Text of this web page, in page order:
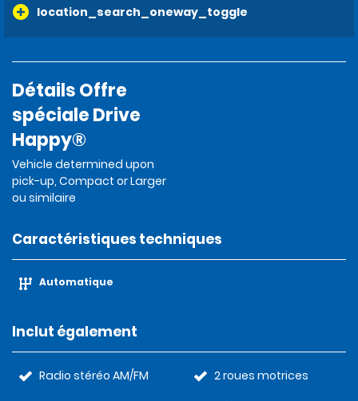
location_search_oneway_toggle
Détails Offre
spéciale Drive
Happy®
Vehicle determined upon
pick-up, Compact or Larger
ou similaire
Caractéristiques techniques
Automatique
Inclut également
Radio stéréo AM/FM
2 roues motrices